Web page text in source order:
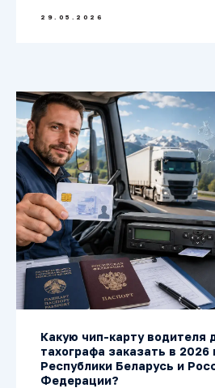
29.05.2026
Какую чип-карту водителя
тахографа заказать в 2026
Республики Беларусь и
Федерации?